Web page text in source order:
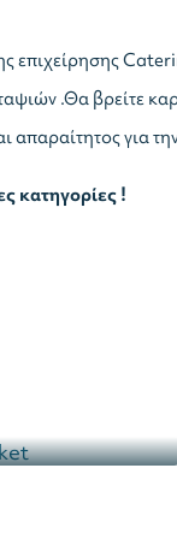
επιχείρησης
.Θα βρείτε
για
κατηγορίες !